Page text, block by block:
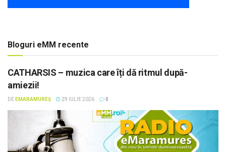
Bloguri eMM recente
CATHARSIS – muzica care îți dă ritmul după-
amiezii!
DE EMARAMUREȘ 29 IULIE 2026 0